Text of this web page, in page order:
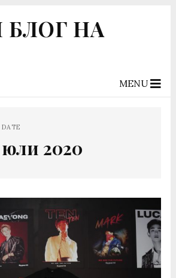
НА
MENU
DATE
юли 2020